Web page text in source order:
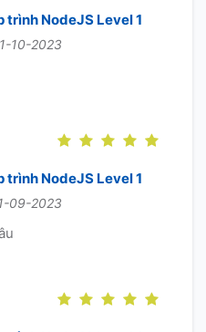
trình NodeJS Level 1
10-2023
trình NodeJS Level 1
09-2023